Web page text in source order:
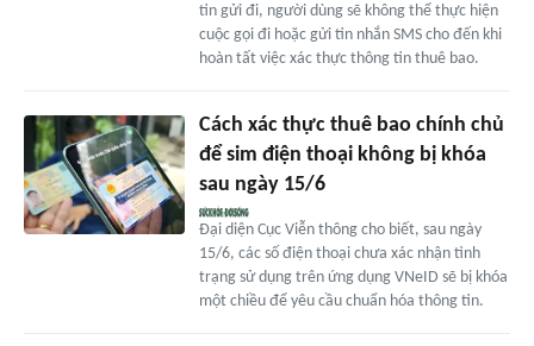
tin gửi đi, người dùng sẽ không thể thực hiện
cuộc gọi đi hoặc gửi tin nhắn SMS cho đến khi
hoàn tất việc xác thực thông tin thuê bao.
Cách xác thực thuê bao chính chủ
để sim điện thoại không bị khóa
sau ngày 15/6
Đại diện Cục Viễn thông cho biết, sau ngày
15/6, các số điện thoại chưa xác nhận tình
trạng sử dụng trên ứng dụng VNeID sẽ bị khóa
một chiều để yêu cầu chuẩn hóa thông tin.